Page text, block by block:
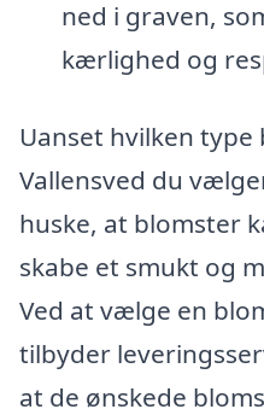
ned i graven,
kærlighed og
Uanset hvilken type
Vallensved du
huske, at blomster
skabe et smukt og
Ved at vælge en
tilbyder
at de ønskede